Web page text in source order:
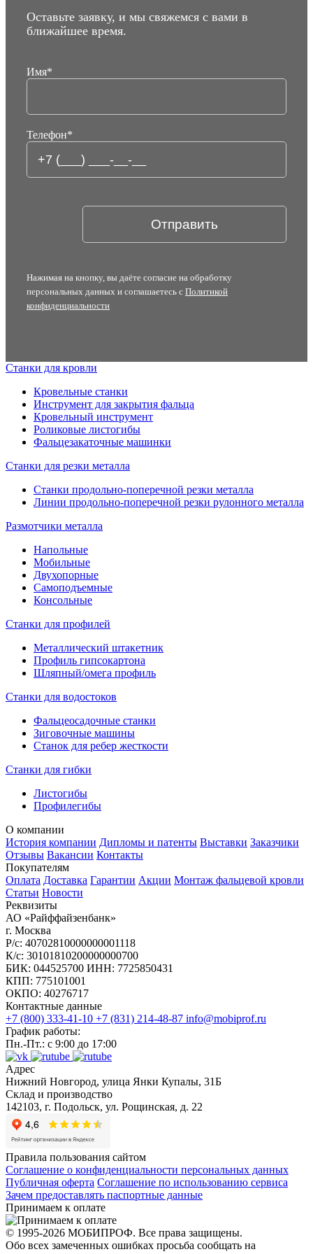
Звоните 8(800)333-41-10, мы поможем подобрать
«МОБИПРОФ» предоставляется длительный гарантийный
Оставьте заявку, и мы свяжемся с вами в
ближайшее время.
Имя*
Телефон*
Нажимая на кнопку, вы даёте согласие на обработку
персональных данных и соглашаетесь с Политикой
конфиденциальности
Станки для кровли
Кровельные станки
Инструмент для закрытия фальца
Кровельный инструмент
Роликовые листогибы
Фальцезакаточные машинки
Станки для резки металла
Станки продольно-поперечной резки металла
Линии продольно-поперечной резки рулонного металла
Размотчики металла
Напольные
Мобильные
Двухопорные
Самоподъемные
Консольные
Станки для профилей
Металлический штакетник
Профиль гипсокартона
Шляпный/омега профиль
Станки для водостоков
Фальцеосадочные станки
Зиговочные машины
Станок для ребер жесткости
Станки для гибки
Листогибы
Профилегибы
О компании
История компании Дипломы и патенты Выставки Заказчики
Отзывы Вакансии Контакты
Покупателям
Оплата Доставка Гарантии Акции Монтаж фальцевой кровли
Статьи Новости
Реквизиты
АО «Райффайзенбанк»
г. Москва
Р/с: 40702810000000001118
К/с: 30101810200000000700
БИК: 044525700 ИНН: 7725850431
КПП: 775101001
ОКПО: 40276717
Контактные данные
+7 (800) 333-41-10 +7 (831) 214-48-87 info@mobiprof.ru
График работы:
Пн.-Пт.: с 9:00 до 17:00
Адрес
Нижний Новгород, улица Янки Купалы, 31Б
Склад и производство
142103, г. Подольск, ул. Рощинская, д. 22
Правила пользования сайтом
Соглашение о конфиденциальности персональных данных
Публичная оферта Соглашение по использованию сервиса
Зачем предоставлять паспортные данные
Принимаем к оплате
© 1995-2026 МОБИПРОФ. Все права защищены.
Обо всех замеченных ошибках просьба сообщать на